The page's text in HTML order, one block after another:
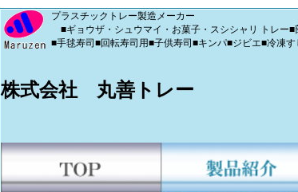
プラスチックトレー製造メーカー
■ギョウザ・シュウマイ・お菓子・スシシャリ トレー
■手毬寿司■回転寿司用■子供寿司■キンパ■ジビエ■冷凍
株式会社 丸善トレ